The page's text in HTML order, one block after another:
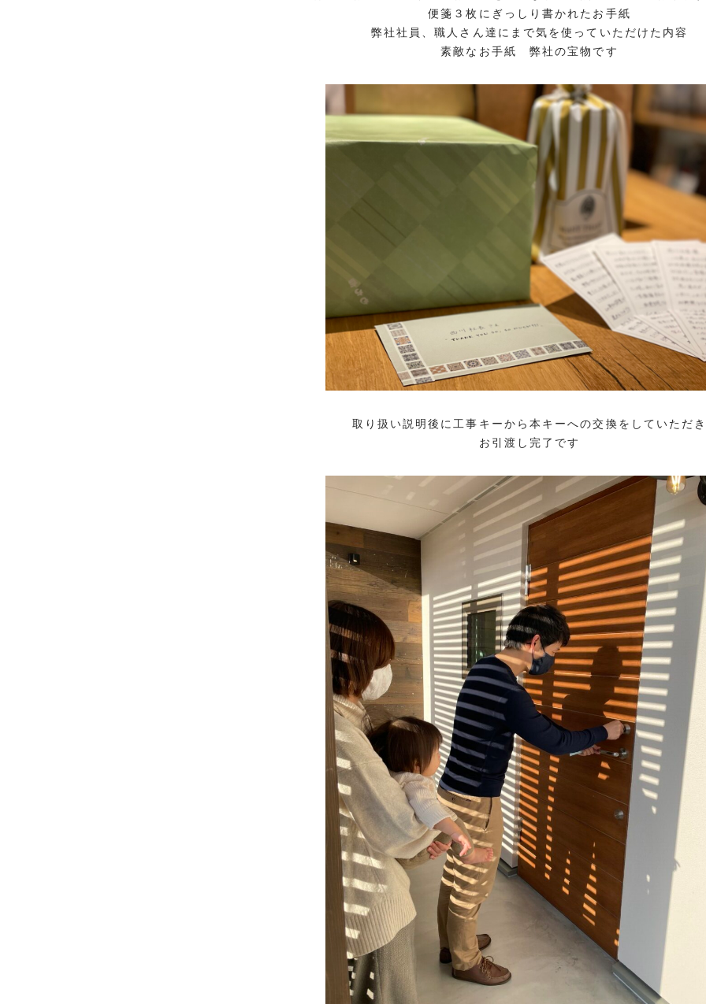
便箋３枚にぎっしり書かれたお手紙
弊社社員、職人さん達にまで気を使っていただけた内容
素敵なお手紙 弊社の宝物です
取り扱い説明後に工事キーから本キーへの交換をしていただ
お引渡し完了です